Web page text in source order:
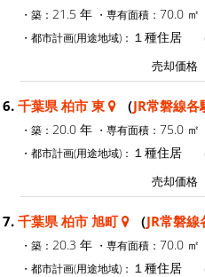
・築： 21.5 年 ・専有面積： 70.0 ㎡
・都市計画(用途地域)： １種住居
売却価格
6. 千葉県 柏市 東 （JR常磐線
・築： 20.0 年 ・専有面積： 75.0 ㎡
・都市計画(用途地域)： １種住居
売却価格
7. 千葉県 柏市 旭町 （JR常磐
・築： 20.3 年 ・専有面積： 70.0 ㎡
・都市計画(用途地域)： １種住居